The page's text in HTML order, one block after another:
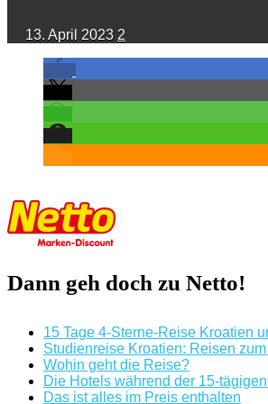
13. April 2023 2
Dann geh doch zu Netto!
15 Tage 4-Sterne-Reise Kroatien
Studienreise Kroatien: Reisen
Wohin geht die Reise?
Die Hotels während der 15-
Das ist alles im Preis enthalten